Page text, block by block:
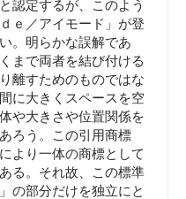
認定するが、このよう
ｅ／アイモード」が登
。明らかな誤解であ
まで両者を結び付ける
離すためのものではな
に大きくスペースを空
や大きさや位置関係を
ろう。この引用商標
より一体の商標として
る。それ故、この標準
の部分だけを独立にと